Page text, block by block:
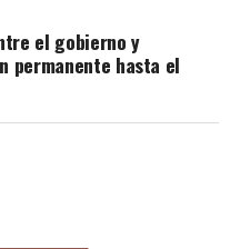
el gobierno y
permanente hasta el